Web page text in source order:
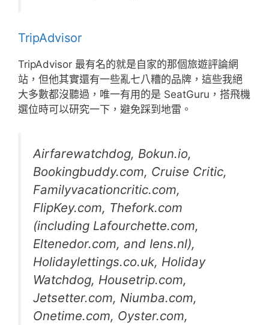
TripAdvisor
TripAdvisor 最有名的就是自家的那個旅遊評論網
站，但他其實還有一些亂七八糟的品牌，這些我絕
大多數都沒聽過，唯一有用的是 SeatGuru，搭飛機
選位時可以研究一下，避免踩到地雷。
Airfarewatchdog, Bokun.io,
Bookingbuddy.com, Cruise Critic,
Familyvacationcritic.com,
FlipKey.com, Thefork.com
(including Lafourchette.com,
Eltenedor.com, and Iens.nl),
Holidaylettings.co.uk, Holiday
Watchdog, Housetrip.com,
Jetsetter.com, Niumba.com,
Onetime.com, Oyster.com,